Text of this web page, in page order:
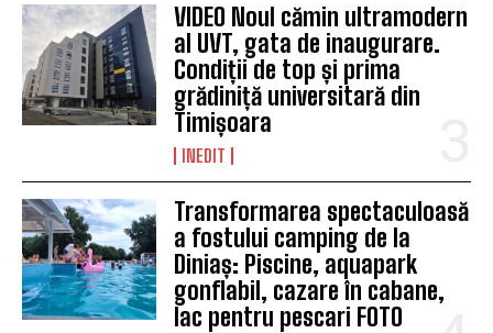
VIDEO Noul cămin ultramodern
al UVT, gata de inaugurare.
Condiții de top și prima
grădiniță universitară din
Timișoara
INEDIT
Transformarea spectaculoasă
a fostului camping de la
Diniaș: Piscine, aquapark
gonflabil, cazare în cabane,
lac pentru pescari FOTO